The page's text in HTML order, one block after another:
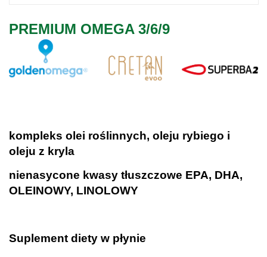
PREMIUM OMEGA 3/6/9
kompleks olei roślinnych, oleju rybiego i
oleju z kryla
nienasycone kwasy tłuszczowe EPA, DHA,
OLEINOWY, LINOLOWY
Suplement diety w płynie